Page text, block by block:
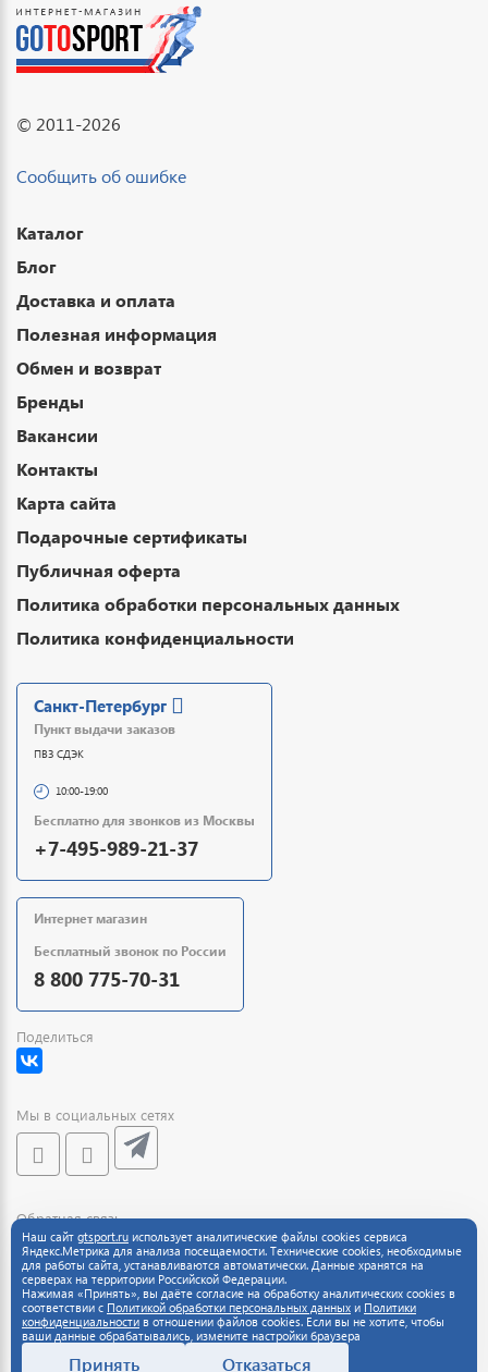
© 2011-2026
Сообщить об ошибке
Каталог
Блог
Доставка и оплата
Полезная информация
Обмен и возврат
Бренды
Вакансии
Контакты
Карта сайта
Подарочные сертификаты
Публичная оферта
Политика обработки персональных данных
Политика конфиденциальности
Санкт-Петербург
Пункт выдачи заказов
ПВЗ СДЭК
10:00-19:00
Бесплатно для звонков из Москвы
+7-495-989-21-37
Интернет магазин
Бесплатный звонок по России
8 800 775-70-31
Поделиться
Мы в социальных сетях
Обратная связь
Наш сайт gtsport.ru использует аналитические файлы cookies сервиса
Яндекс.Метрика для анализа посещаемости. Технические cookies, необходимые
для работы сайта, устанавливаются автоматически. Данные хранятся на
серверах на территории Российской Федерации.
Нажимая «Принять», вы даёте согласие на обработку аналитических cookies в
соответствии с Политикой обработки персональных данных и Политики
конфиденциальности в отношении файлов cookies. Если вы не хотите, чтобы
ваши данные обрабатывались, измените настройки браузера
Принять Отказаться